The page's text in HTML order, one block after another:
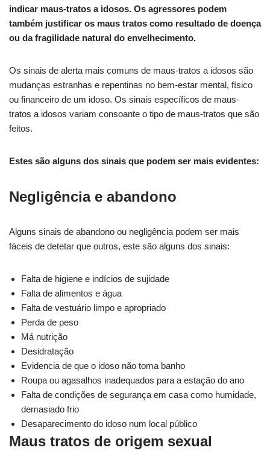
indicar maus-tratos a idosos. Os agressores podem
também justificar os maus tratos como resultado de doença
ou da fragilidade natural do envelhecimento.
Os sinais de alerta mais comuns de maus-tratos a idosos são
mudanças estranhas e repentinas no bem-estar mental, físico
ou financeiro de um idoso. Os sinais específicos de maus-
tratos a idosos variam consoante o tipo de maus-tratos que são
feitos.
Estes são alguns dos sinais que podem ser mais evidentes:
Negligência e abandono
Alguns sinais de abandono ou negligência podem ser mais
fáceis de detetar que outros, este são alguns dos sinais:
Falta de higiene e indícios de sujidade
Falta de alimentos e água
Falta de vestuário limpo e apropriado
Perda de peso
Má nutrição
Desidratação
Evidencia de que o idoso não toma banho
Roupa ou agasalhos inadequados para a estação do ano
Falta de condições de segurança em casa como humidade,
demasiado frio
Desaparecimento do idoso num local público
Maus tratos de origem sexual